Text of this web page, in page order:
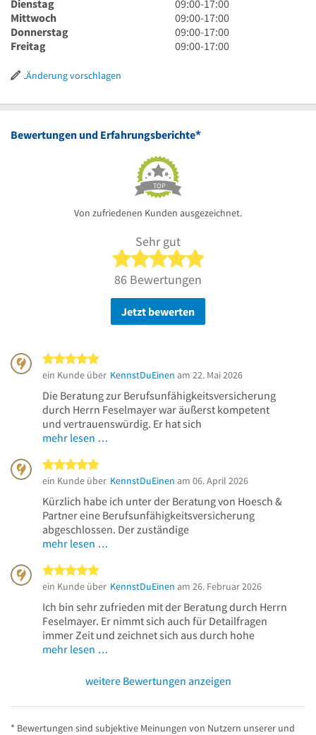
Uhr
bis
17
Uhr
Dienstag
9
Uhr
bis
17
09:00-17:00
Mittwoch
9
Uhr
bis
09:00-17:00
Donnerstag
9
Uhr
09:00-17:00
Freitag
9
Uhr
09:00-17:00
Änderung vorschlagen
Bewertungen und Erfahrungsberichte*
TOP
Von zufriedenen Kunden ausgezeichnet.
Sehr gut
5 von 5 Sternen
86 Bewertungen
Jetzt bewerten
ein Kunde über KennstDuEinen am 22. Mai 2026
Die Beratung zur Berufsunfähigkeitsversicherung
durch Herrn Feselmayer war äußerst kompetent
und vertrauenswürdig. Er hat sich
mehr lesen …
ein Kunde über KennstDuEinen am 06. April 2026
Kürzlich habe ich unter der Beratung von Hoesch &
Partner eine Berufsunfähigkeitsversicherung
abgeschlossen. Der zuständige
mehr lesen …
ein Kunde über KennstDuEinen am 26. Februar 2026
Ich bin sehr zufrieden mit der Beratung durch Herrn
Feselmayer. Er nimmt sich auch für Detailfragen
immer Zeit und zeichnet sich aus durch hohe
mehr lesen …
weitere Bewertungen anzeigen
* Bewertungen sind subjektive Meinungen von Nutzern unserer und